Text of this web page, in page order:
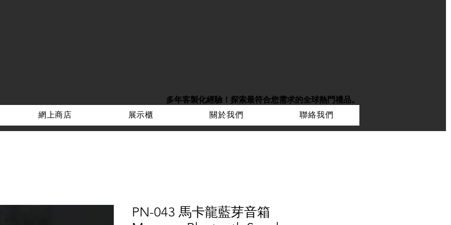
多年客製化經驗！ 探索最符合您需求的全球熱門禮品。
網上商店
展示櫃 關於我們 聯絡我們
PN-043 馬卡龍藍芽音箱